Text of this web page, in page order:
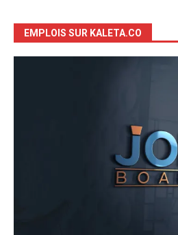
EMPLOIS SUR KALETA.CO